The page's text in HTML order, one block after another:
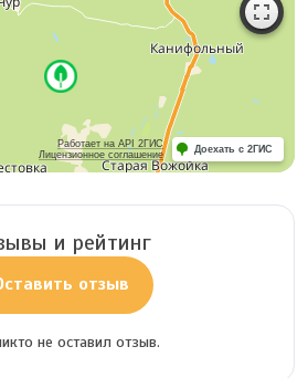
Работает на API 2ГИС
Лицензионное соглашение
Доехать с 2ГИС
и рейтинг
отзыв
не оставил отзыв.